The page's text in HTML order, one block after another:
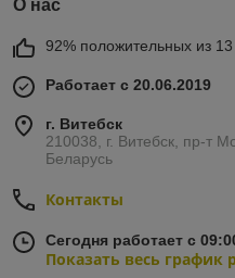
О нас
92% положительных из 13
Работает с 20.06.2019
г. Витебск
210038, г. Витебск, пр-т
Беларусь
Контакты
Сегодня работает с
Показать весь график